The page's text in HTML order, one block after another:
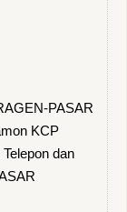
PASAR
KCP
dan